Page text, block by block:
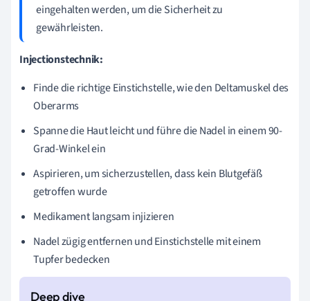
eingehalten werden, um die Sicherheit zu
gewährleisten.
Injectionstechnik:
Finde die richtige Einstichstelle, wie den Deltamuskel des
Oberarms
Spanne die Haut leicht und führe die Nadel in einem 90-
Grad-Winkel ein
Aspirieren, um sicherzustellen, dass kein Blutgefäß
getroffen wurde
Medikament langsam injizieren
Nadel zügig entfernen und Einstichstelle mit einem
Tupfer bedecken